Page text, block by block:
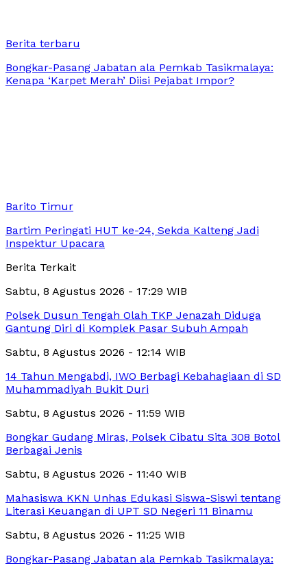
Berita terbaru
Bongkar-Pasang Jabatan ala Pemkab Tasikmalaya:
Kenapa ‘Karpet Merah’ Diisi Pejabat Impor?
Barito Timur
Bartim Peringati HUT ke-24, Sekda Kalteng Jadi
Inspektur Upacara
Berita Terkait
Sabtu, 8 Agustus 2026 - 17:29 WIB
Polsek Dusun Tengah Olah TKP Jenazah Diduga
Gantung Diri di Komplek Pasar Subuh Ampah
Sabtu, 8 Agustus 2026 - 12:14 WIB
14 Tahun Mengabdi, IWO Berbagi Kebahagiaan di SD
Muhammadiyah Bukit Duri
Sabtu, 8 Agustus 2026 - 11:59 WIB
Bongkar Gudang Miras, Polsek Cibatu Sita 308 Botol
Berbagai Jenis
Sabtu, 8 Agustus 2026 - 11:40 WIB
Mahasiswa KKN Unhas Edukasi Siswa-Siswi tentang
Literasi Keuangan di UPT SD Negeri 11 Binamu
Sabtu, 8 Agustus 2026 - 11:25 WIB
Bongkar-Pasang Jabatan ala Pemkab Tasikmalaya: